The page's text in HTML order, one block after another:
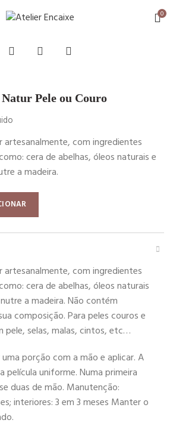
0
Pele ou Couro
artesanalmente, com ingredientes
cera de abelhas, óleos naturais e
a madeira.
Natur Pele ou Couro
artesanalmente, com ingredientes
cera de abelhas, óleos naturais
a madeira. Não contém
composição. Para peles couros e
pele, selas, malas, cintos, etc…
porção com a mão e aplicar. A
película uniforme. Numa primeira
duas de mão. Manutenção:
interiores: 3 em 3 meses Manter o